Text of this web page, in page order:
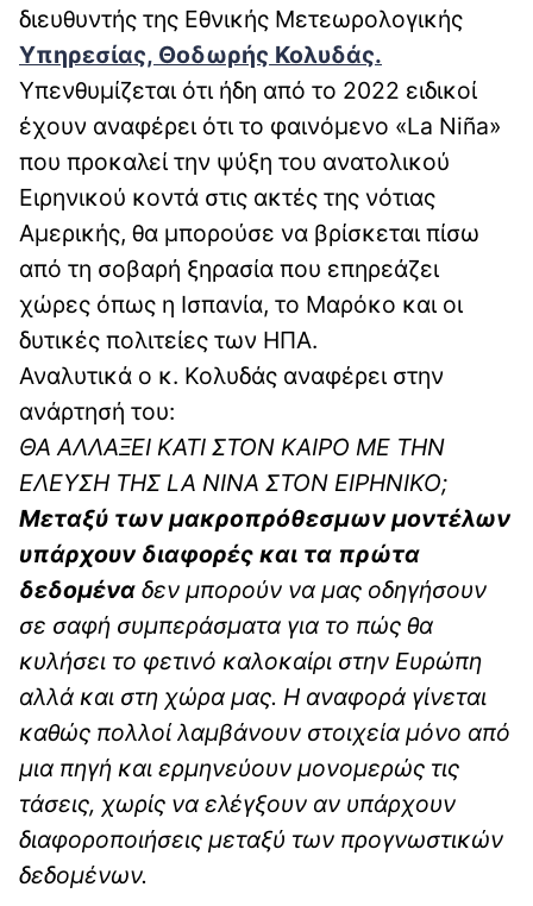
διευθυντής της Εθνικής Μετεωρολογικής
Υπηρεσίας, Θοδωρής Κολυδάς.
Υπενθυμίζεται ότι ήδη από το 2022 ειδικοί
έχουν αναφέρει ότι το φαινόμενο «La Niña»
που προκαλεί την ψύξη του ανατολικού
Ειρηνικού κοντά στις ακτές της νότιας
Αμερικής, θα μπορούσε να βρίσκεται πίσω
από τη σοβαρή ξηρασία που επηρεάζει
χώρες όπως η Ισπανία, το Μαρόκο και οι
δυτικές πολιτείες των ΗΠΑ.
Αναλυτικά ο κ. Κολυδάς αναφέρει στην
ανάρτησή του:
ΘΑ ΑΛΛΑΞΕΙ ΚΑΤΙ ΣΤΟΝ ΚΑΙΡΟ ΜΕ ΤΗΝ
ΕΛΕΥΣΗ ΤΗΣ LA NINA ΣΤΟΝ ΕΙΡΗΝΙΚΟ;
Μεταξύ των μακροπρόθεσμων μοντέλων
υπάρχουν διαφορές και τα πρώτα
δεδομένα δεν μπορούν να μας οδηγήσουν
σε σαφή συμπεράσματα για το πώς θα
κυλήσει το φετινό καλοκαίρι στην Ευρώπη
αλλά και στη χώρα μας. Η αναφορά γίνεται
καθώς πολλοί λαμβάνουν στοιχεία μόνο από
μια πηγή και ερμηνεύουν μονομερώς τις
τάσεις, χωρίς να ελέγξουν αν υπάρχουν
διαφοροποιήσεις μεταξύ των προγνωστικών
δεδομένων.